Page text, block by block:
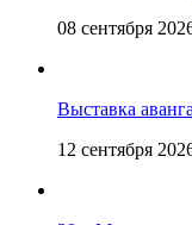
08 сентября
Выставка
12 сентября